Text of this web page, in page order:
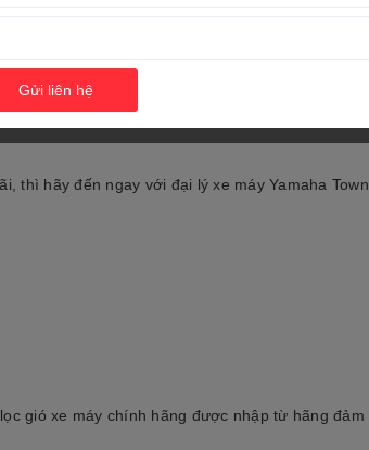
thì hãy đến ngay với đại lý xe máy Yamaha Town
gió xe máy chính hãng được nhập từ hãng đảm
Gửi liên hệ